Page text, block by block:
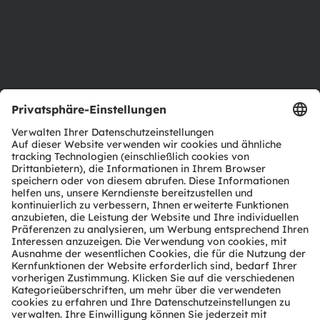
Produkt Selektor
Download Center
Tools
Kundenanfragen
Technischer Support
Partner Netzwerk
Whistleblowing